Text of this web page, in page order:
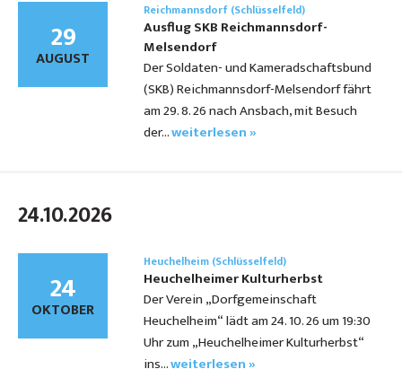
29
AUGUST
Reichmannsdorf (Schlüsselfeld)
Ausflug SKB Reichmannsdorf-
Melsendorf
Der Soldaten- und Kameradschaftsbund
(SKB) Reichmannsdorf-Melsendorf fährt
am 29. 8. 26 nach Ansbach, mit Besuch
der…weiterlesen »
24.10.2026
24
OKTOBER
Heuchelheim (Schlüsselfeld)
Heuchelheimer Kulturherbst
Der Verein „Dorfgemeinschaft
Heuchelheim“ lädt am 24. 10. 26 um 19:30
Uhr zum „Heuchelheimer Kulturherbst“
ins…weiterlesen »